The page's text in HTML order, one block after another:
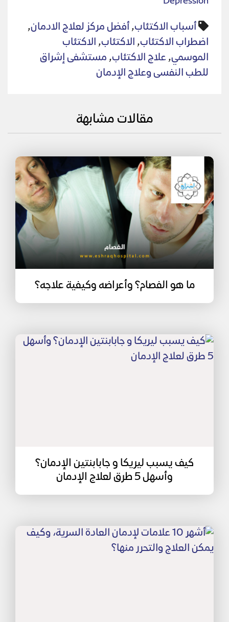
أسباب الاكتئاب,أفضل مركز لعلاج الادمان,
اضطراب الاكتئاب, الاكتئاب, الاكتئاب
الموسمي,علاج الاكتئاب, مستشفى إشراق
للطب النفسى وعلاج الإدمان
مقالات مشابهة
ما هو الفصام؟ وأعراضه وكيفية علاجه؟
كيف يسبب ليريكا و جابابنتين الإدمان؟
وأسهل 5 طرق لعلاج الإدمان